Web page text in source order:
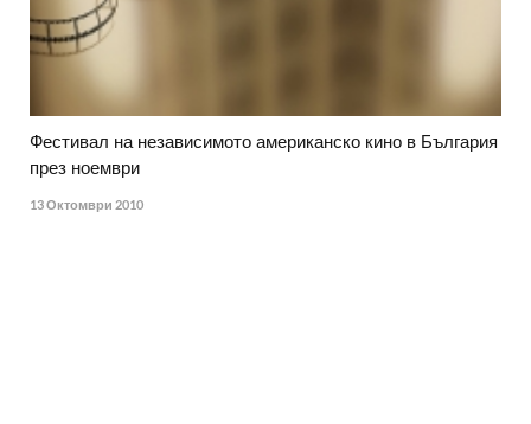
Фестивал на независимото американско кино в България
през ноември
13 Октомври 2010